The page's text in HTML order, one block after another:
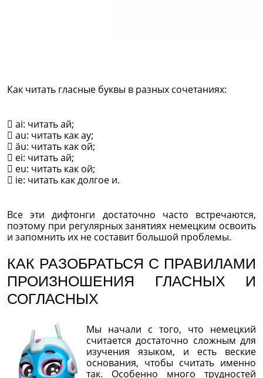
Как читать гласные буквы в разных сочетаниях:
 ai: читать ай;
 au: читать как ау;
 äu: читать как ой;
 ei: читать ай;
 eu: читать как ой;
 ie: читать как долгое и.
Все эти дифтонги достаточно часто встречаются,
поэтому при регулярных занятиях немецким освоить
и запомнить их не составит большой проблемы.
КАК РАЗОБРАТЬСЯ С ПРАВИЛАМИ
ПРОИЗНОШЕНИЯ ГЛАСНЫХ И
СОГЛАСНЫХ
Мы начали с того, что немецкий
считается достаточно сложным для
изучения языком, и есть веские
основания, чтобы считать именно
так. Особенно много трудностей